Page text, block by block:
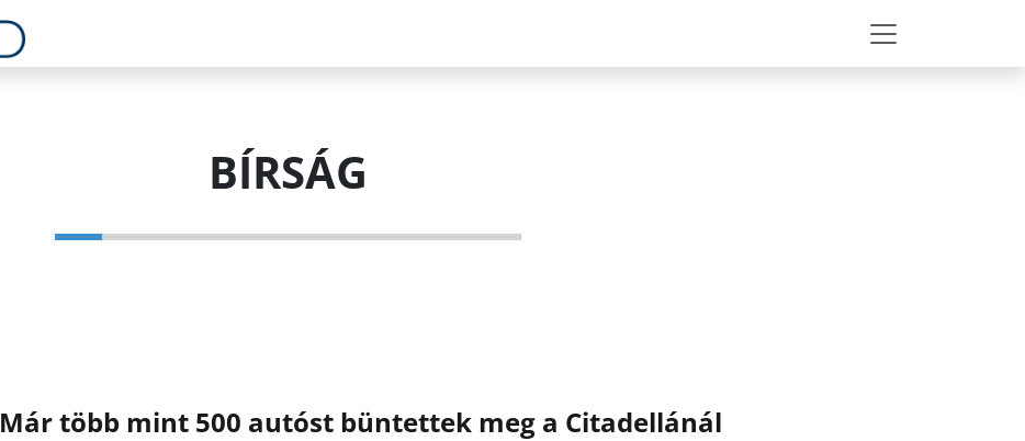
BÍRSÁG
Már több mint 500 autóst büntettek meg a Citadellánál